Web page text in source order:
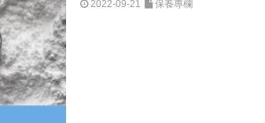
2022-09-21 保養專欄